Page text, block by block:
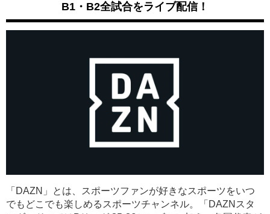
B1・B2全試合をライブ配信！
「DAZN」とは、スポーツファンが好きなスポーツをいつ
でもどこでも楽しめるスポーツチャンネル。「DAZNスタ